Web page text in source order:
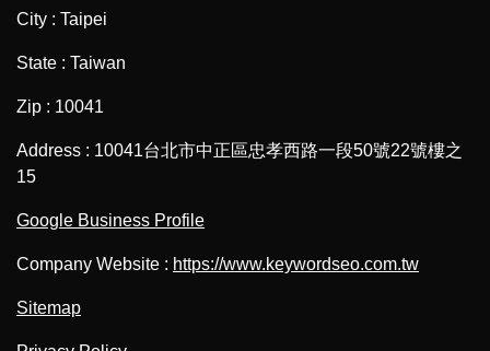
City : Taipei
State : Taiwan
Zip : 10041
Address : 10041台北市中正區忠孝西路一段50號22號樓之
15
Google Business Profile
Company Website : https://www.keywordseo.com.tw
Sitemap